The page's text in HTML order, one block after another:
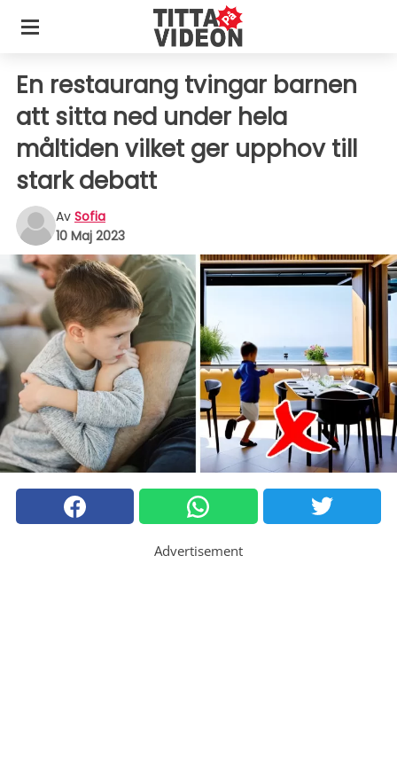
En restaurang tvingar barnen
att sitta ned under hela
måltiden vilket ger upphov till
stark debatt
Av Sofia
10 Maj 2023
Advertisement